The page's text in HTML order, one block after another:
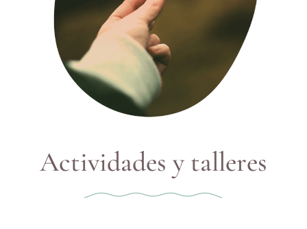
Actividades y talleres